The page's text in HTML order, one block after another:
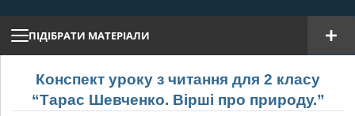
ПІДІБРАТИ МАТЕРІАЛИ
Конспект уроку з читання для 2 класу
“Тарас Шевченко. Вірші про природу.”